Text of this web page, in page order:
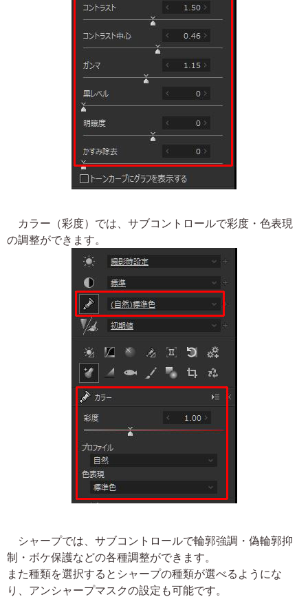
カラー（彩度）では、サブコントロールで彩度・色表現
の調整ができます。
シャープでは、サブコントロールで輪郭強調・偽輪郭抑
制・ボケ保護などの各種調整ができます。
また種類を選択するとシャープの種類が選べるようにな
り、アンシャープマスクの設定も可能です。